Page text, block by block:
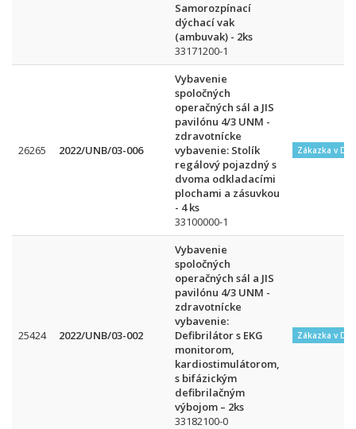
Samorozpínací
dýchací vak
(ambuvak) - 2ks
33171200-1
26265 2022/UNB/03-006
Vybavenie
spoločných
operačných sál a JIS
pavilónu 4/3 UNM -
zdravotnícke
vybavenie: Stolík
regálový pojazdný s
dvoma odkladacími
plochami a zásuvkou
- 4 ks
33100000-1
Zákazka v
25424 2022/UNB/03-002
Vybavenie
spoločných
operačných sál a JIS
pavilónu 4/3 UNM -
zdravotnícke
vybavenie:
Defibrilátor s EKG
monitorom,
kardiostimulátorom,
s bifázickým
defibrilačným
výbojom – 2ks
33182100-0
Zákazka v